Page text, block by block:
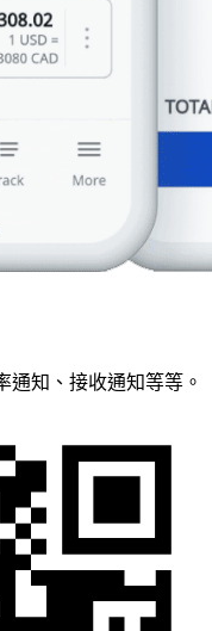
通知、接收通知等等。